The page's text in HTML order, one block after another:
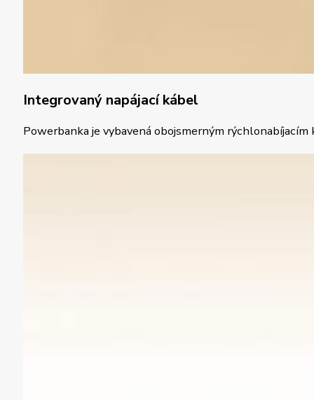
Integrovaný napájací kábel
Powerbanka je vybavená obojsmerným